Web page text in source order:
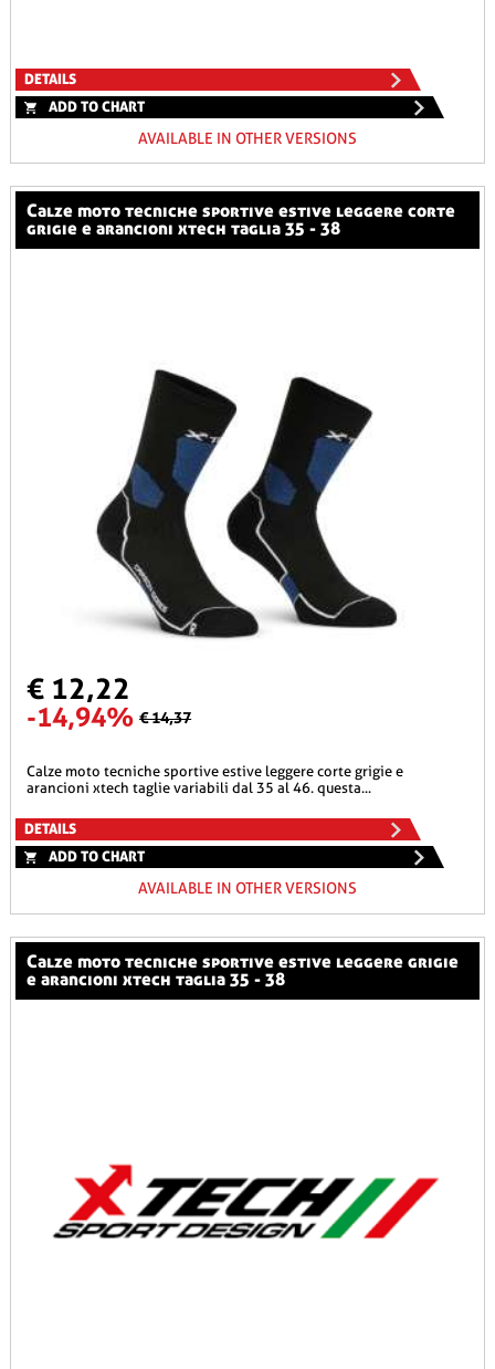
DETAILS
ADD TO CHART
AVAILABLE IN OTHER VERSIONS
calze moto tecniche sportive estive leggere corte
grigie e arancioni xtech taglia 35 - 38
€ 12,22
-14,94% € 14,37
calze moto tecniche sportive estive leggere corte grigie e
arancioni xtech taglie variabili dal 35 al 46. questa...
DETAILS
ADD TO CHART
AVAILABLE IN OTHER VERSIONS
calze moto tecniche sportive estive leggere grigie
e arancioni xtech taglia 35 - 38